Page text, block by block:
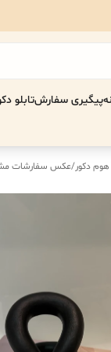
پیگیری سفارشتابلو
دکور/عکس سفارشات